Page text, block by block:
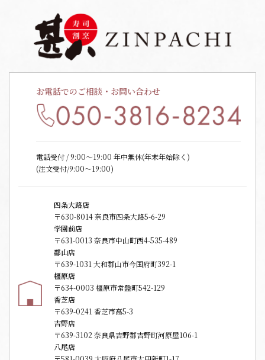
お電話でのご相談・お問い合わせ
電話受付 / 9:00〜19:00 年中無休(年末年始除く)
(注文受付/9:00～19:00)
四条大路店
〒630-8014 奈良市四条大路5-6-29
学園前店
〒631-0013 奈良市中山町西4-535-489
郡山店
〒639-1031 大和郡山市今国府町392-1
橿原店
〒634-0003 橿原市常盤町542-129
香芝店
〒639-0241 香芝市高5-3
吉野店
〒639-3102 奈良県吉野郡吉野町河原屋106-1
八尾店